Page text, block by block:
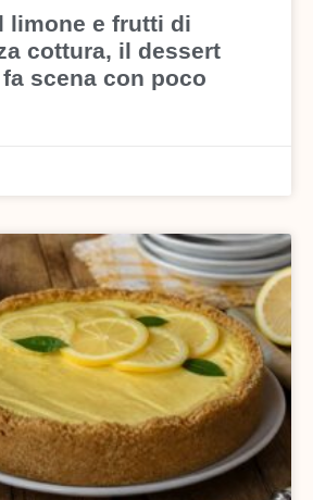
limone e frutti di
cottura, il dessert
scena con poco